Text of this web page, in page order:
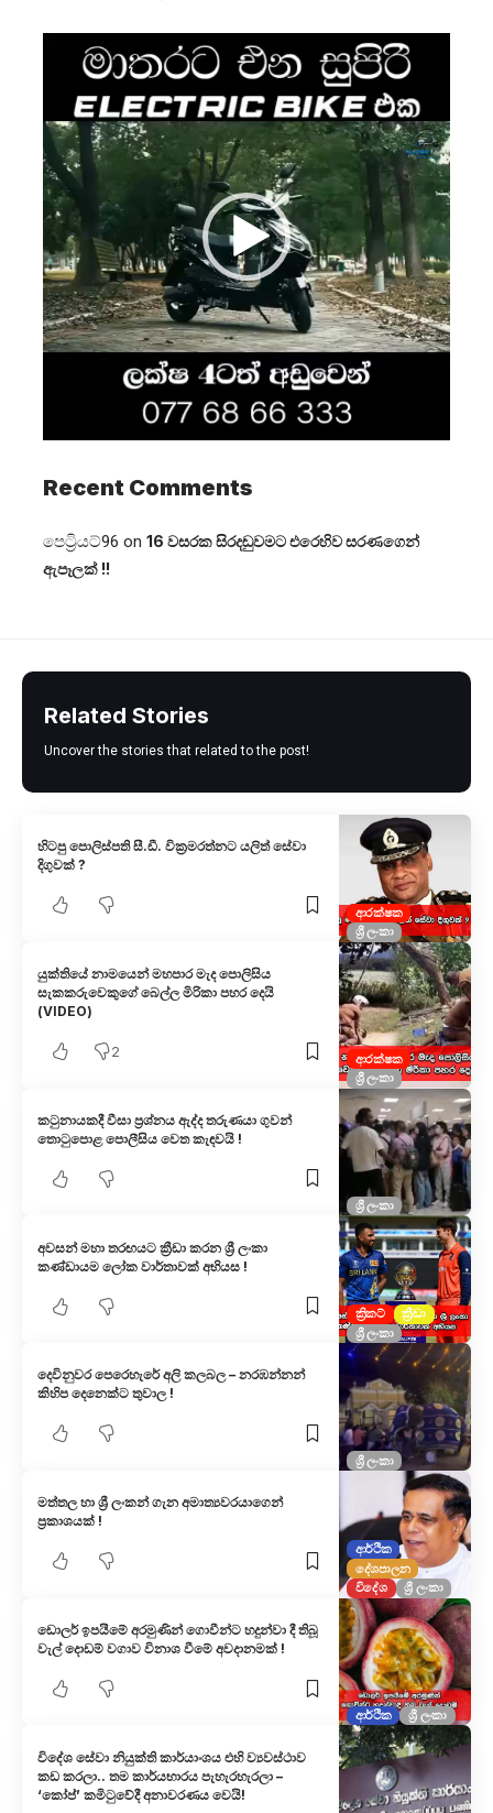
Player
Recent Comments
පෙට්‍රියට්96 on 16 වසරක සිරදඬුවමට එරෙහිව සරණගෙන්
ඇපෑලක් !!
Related Stories
Uncover the stories that related to the post!
ආරක්ෂක
ශ්‍රී ලංකා
හිටපු පොලිස්පති සී.ඩී. වික්‍රමරත්නට යලිත් සේවා
දිගුවක් ?
ආරක්ෂක
ශ්‍රී ලංකා
යුක්තියේ නාමයෙන් මහපාර මැද පොලිසිය
සැකකරුවෙකුගේ බෙල්ල මිරිකා පහර දෙයි
(VIDEO)
2
ශ්‍රී ලංකා
කටුනායකදී වීසා ප්‍රශ්නය ඇද්ද තරුණයා ගුවන්
තොටුපොළ පොලීසිය වෙත කැඳවයි !
ක්‍රිකට්
ක්‍රීඩා
ශ්‍රී ලංකා
අවසන් මහා තරඟයට ක්‍රීඩා කරන ශ්‍රී ලංකා
කණ්ඩායම ලෝක වාර්තාවක් අභියස !
ශ්‍රී ලංකා
දෙවිනුවර පෙරෙහැරේ අලි කලබල – නරඹන්නන්
කිහිප දෙනෙක්ට තුවාල !
ආර්ථික
දේශපාලන
විදේශ
ශ්‍රී ලංකා
මත්තල හා ශ්‍රී ලංකන් ගැන අමාත්‍යවරයාගෙන්
ප්‍රකාශයක් !
ආර්ථික ශ්‍රී ලංකා
ඩොලර් ඉපයීමේ අරමුණින් ගොවීන්ට හදුන්වා දී තිබූ
වැල් දොඩම් වගාව විනාශ වීමේ අවදානමක් !
විදේශ සේවා නියුක්ති කාර්යාංශය එහි ව්‍යවස්ථාව
කඩ කරලා.. තම කාර්යභාරය පැහැරහැරලා –
‘කෝප්’ කමිටුවේදී අනාවරණය වෙයි!